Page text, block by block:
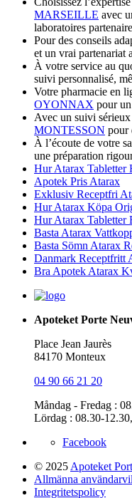
MARSEILLE avec
laboratoires
Pour des conseils
et un vrai partenariat
À votre service au
suivi personnalisé,
Votre pharmacie en
OYONNAX pour
Avec un suivi
MONTESSON pour
À l’écoute de votre
une préparation
Hur Atarax Tabletter
Apotek Pris Atarax
Exklusiv Receptfri
Hur Atarax Köpa
Hur Atarax Tabletter
Basta Atarax
Basta Sömn Atarax
Danmark Receptfritt
Bra Apotek Atarax
Apoteket Porte
Place Jean Jaurès
84170 Monteux
04 90 66 21 20
Måndag - Fredag :
Lördag : 08.30-
Facebook
© 2025 Apoteket
Allmänna
Integritetspolicy